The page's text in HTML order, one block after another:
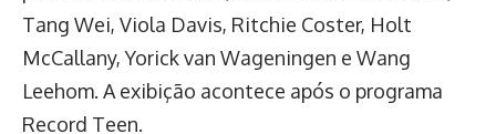
Tang Wei, Viola Davis, Ritchie Coster, Holt
McCallany, Yorick van Wageningen e Wang
Leehom. A exibição acontece após o programa
Record Teen.